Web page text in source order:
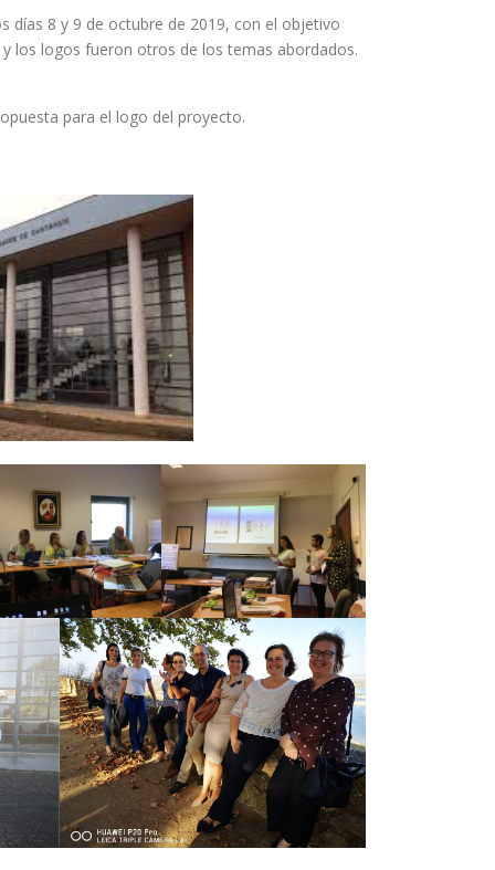
días 8 y 9 de octubre de 2019, con el objetivo
los logos fueron otros de los temas abordados.
para el logo del proyecto.